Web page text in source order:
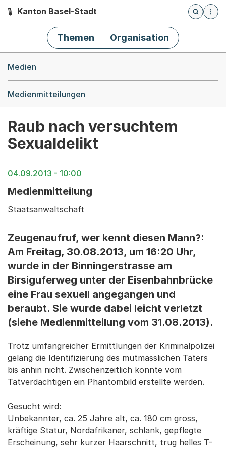
Hauptnavigation
Kanton Basel-Stadt
Öffnet
Themen Organisation
Medien
Medienmitteilungen
Raub nach versuchtem
Sexualdelikt
04.09.2013 - 10:00
Medienmitteilung
Staatsanwaltschaft
Zeugenaufruf, wer kennt diesen Mann?:
Am Freitag, 30.08.2013, um 16:20 Uhr,
wurde in der Binningerstrasse am
Birsiguferweg unter der Eisenbahnbrücke
eine Frau sexuell angegangen und
beraubt. Sie wurde dabei leicht verletzt
(siehe Medienmitteilung vom 31.08.2013).
Trotz umfangreicher Ermittlungen der Kriminalpolizei
gelang die Identifizierung des mutmasslichen Täters
bis anhin nicht. Zwischenzeitlich konnte vom
Tatverdächtigen ein Phantombild erstellte werden.
Gesucht wird:
Unbekannter, ca. 25 Jahre alt, ca. 180 cm gross,
kräftige Statur, Nordafrikaner, schlank, gepflegte
Erscheinung, sehr kurzer Haarschnitt, trug helles T-